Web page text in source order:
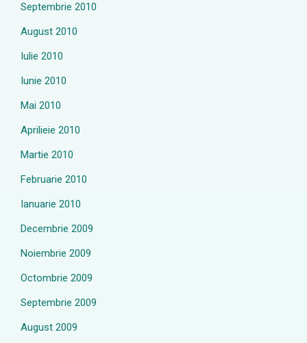
Septembrie 2010
August 2010
Iulie 2010
Iunie 2010
Mai 2010
Aprilieie 2010
Martie 2010
Februarie 2010
Ianuarie 2010
Decembrie 2009
Noiembrie 2009
Octombrie 2009
Septembrie 2009
August 2009